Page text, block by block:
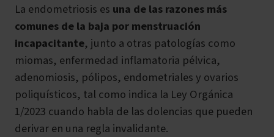
La endometriosis es una de las razones más
comunes de la baja por menstruación
incapacitante, junto a otras patologías como
miomas, enfermedad inflamatoria pélvica,
adenomiosis, pólipos, endometriales y ovarios
poliquísticos, tal como indica la Ley Orgánica
1/2023 cuando habla de las dolencias que pueden
derivar en una regla invalidante.